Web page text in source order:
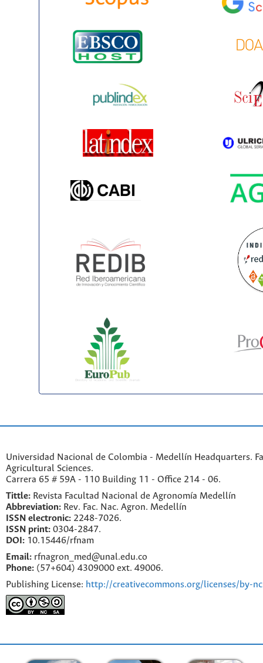
Universidad Nacional de Colombia - Medellín Headquarters.
Agricultural Sciences.
Carrera 65 # 59A - 110 Building 11 - Office 214 - 06.
Tittle: Revista Facultad Nacional de Agronomía Medellín
Abbreviation: Rev. Fac. Nac. Agron. Medellín
ISSN electronic: 2248-7026.
ISSN print: 0304-2847.
DOI: 10.15446/rfnam
Email: rfnagron_med@unal.edu.co
Phone: (57+604) 4309000 ext. 49006.
Publishing License: http://creativecommons.org/licenses/by-